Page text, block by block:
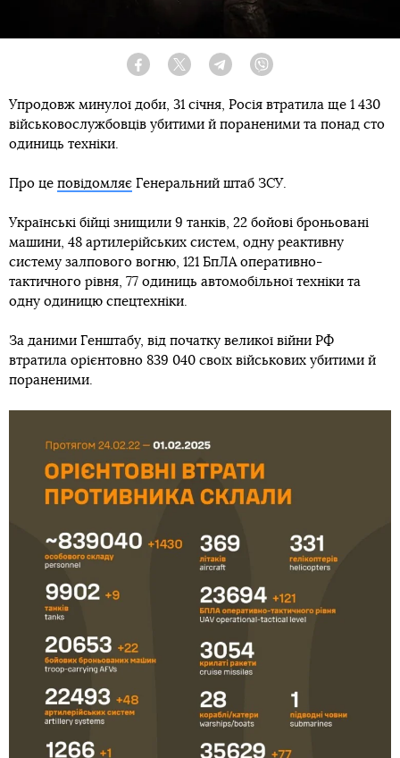
Facebook Twitter Telegram
Упродовж минулої доби, 31 січня, Росія втратила ще 1 430
військовослужбовців убитими й пораненими та понад сто
одиниць техніки.
Про це повідомляє Генеральний штаб ЗСУ.
Українські бійці знищили 9 танків, 22 бойові броньовані
машини, 48 артилерійських систем, одну реактивну
систему залпового вогню, 121 БпЛА оперативно-
тактичного рівня, 77 одиниць автомобільної техніки та
одну одиницю спецтехніки.
За даними Генштабу, від початку великої війни РФ
втратила орієнтовно 839 040 своїх військових убитими й
пораненими.